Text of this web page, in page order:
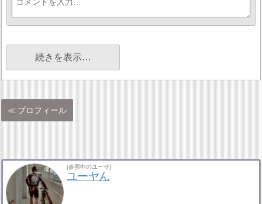
続きを表示…
プロフィール
[参照中のユーザ]
ユーヤん